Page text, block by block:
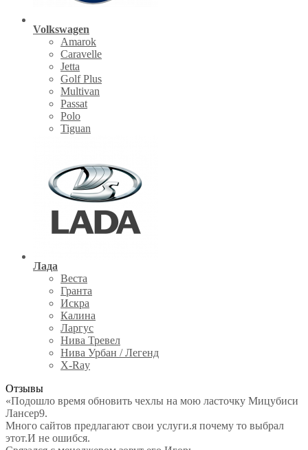
Volkswagen
Amarok
Caravelle
Jetta
Golf Plus
Multivan
Passat
Polo
Tiguan
Лада
Веста
Гранта
Искра
Калина
Ларгус
Нива Тревел
Нива Урбан / Легенд
X-Ray
Отзывы
«Подошло время обновить чехлы на мою ласточку Мицубиси
Лансер9.
Много сайтов предлагают свои услуги.я почему то выбрал
этот.И не ошибся.